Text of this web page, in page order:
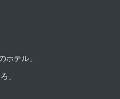
ホテル」
」